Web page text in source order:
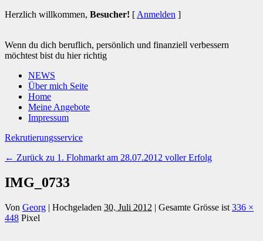
Herzlich willkommen, Besucher! [ Anmelden ]
Wenn du dich beruflich, persönlich und finanziell verbessern
möchtest bist du hier richtig
NEWS
Über mich Seite
Home
Meine Angebote
Impressum
Rekrutierungsservice
← Zurück zu 1. Flohmarkt am 28.07.2012 voller Erfolg
IMG_0733
Von Georg | Hochgeladen 30. Juli 2012 | Gesamte Grösse ist 336 ×
448 Pixel